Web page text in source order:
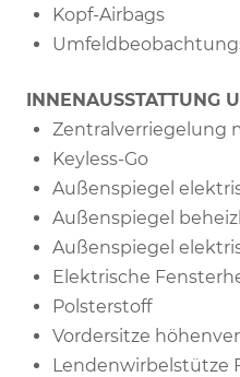
Kopf-Airbags
INNENAUSSTATTUNG
Zentralverriegelung
Keyless-Go
Außenspiegel
Außenspiegel
Außenspiegel
Elektrische
Polsterstoff
Vordersitze
Lendenwirbelstütze